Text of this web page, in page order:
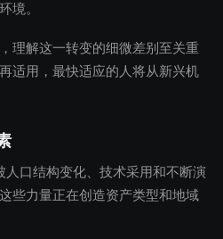
境。
理解这一转变的细微差别至关重
适用，最快适应的人将从新兴机
口结构变化、技术采用和不断演
些力量正在创造资产类型和地域